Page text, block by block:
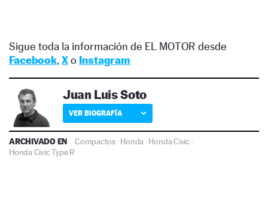
Sigue toda la información de EL MOTOR desde
Facebook, Xo Instagram
Juan Luis Soto
VER BIOGRAFÍA
ARCHIVADO EN Compactos·Honda ·Honda Civic·
Honda Civic Type R